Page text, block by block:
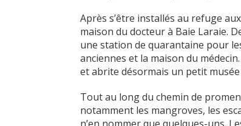
Après s’être installés au refuge
maison du docteur à Baie Laraie.
une station de quarantaine pour
anciennes et la maison du
et abrite désormais un petit
Tout au long du chemin de
notamment les mangroves, les